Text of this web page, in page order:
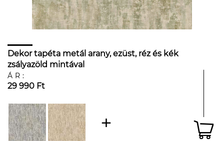
Dekor tapéta metál arany, ezüst, réz és kék
zsályazöld mintával
ÁR:
29 990 Ft